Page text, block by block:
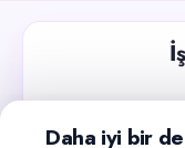
Güncel iş
Daha iyi bir